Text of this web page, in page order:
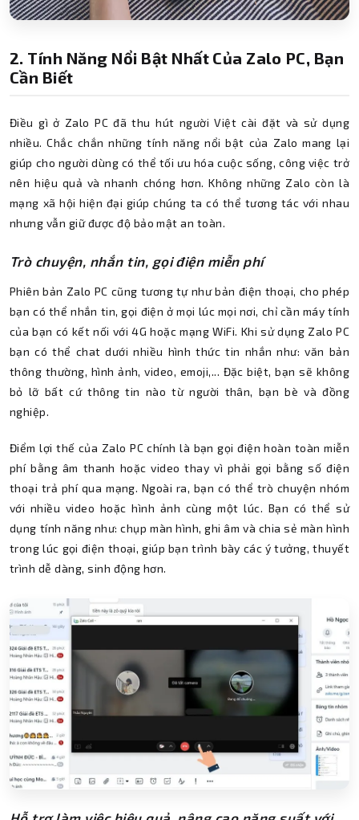
2. Tính Năng Nổi Bật Nhất Của Zalo PC, Bạn
Cần Biết
Điều gì ở Zalo PC đã thu hút người Việt cài đặt và sử dụng
nhiều. Chắc chắn những tính năng nổi bật của Zalo mang lại
giúp cho người dùng có thể tối ưu hóa cuộc sống, công việc trở
nên hiệu quả và nhanh chóng hơn. Không những Zalo còn là
mạng xã hội hiện đại giúp chúng ta có thể tương tác với nhau
nhưng vẫn giữ được độ bảo mật an toàn.
Trò chuyện, nhắn tin, gọi điện miễn phí
Phiên bản Zalo PC cũng tương tự như bản điện thoại, cho phép
bạn có thể nhắn tin, gọi điện ở mọi lúc mọi nơi, chỉ cần máy tính
của bạn có kết nối với 4G hoặc mạng WiFi. Khi sử dụng Zalo PC
bạn có thể chat dưới nhiều hình thức tin nhắn như: văn bản
thông thường, hình ảnh, video, emoji,... Đặc biệt, bạn sẽ không
bỏ lỡ bất cứ thông tin nào từ người thân, bạn bè và đồng
nghiệp.
Điểm lợi thế của Zalo PC chính là bạn gọi điện hoàn toàn miễn
phí bằng âm thanh hoặc video thay vì phải gọi bằng số điện
thoại trả phí qua mạng. Ngoài ra, bạn có thể trò chuyện nhóm
với nhiều video hoặc hình ảnh cùng một lúc. Bạn có thể sử
dụng tính năng như: chụp màn hình, ghi âm và chia sẻ màn hình
trong lúc gọi điện thoại, giúp bạn trình bày các ý tưởng, thuyết
trình dễ dàng, sinh động hơn.